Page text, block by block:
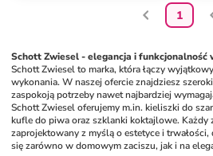
1
Schott Zwiesel - elegancja i funkcjonalność
Schott Zwiesel to marka, która łączy
wykonania. W naszej ofercie znajdziesz
zaspokoją potrzeby nawet najbardziej
Schott Zwiesel oferujemy m.in. kieliszki do
kufle do piwa oraz szklanki koktajlowe. Każdy
zaprojektowany z myślą o estetyce i
się zarówno w domowym zaciszu, jak i na